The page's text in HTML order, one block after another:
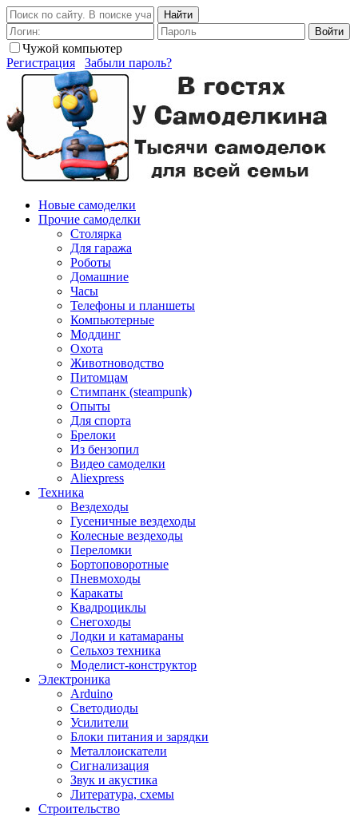
Найти
Войти
Чужой компьютер
Регистрация
Забыли пароль?
Новые самоделки
Прочие самоделки
Столярка
Для гаража
Роботы
Домашние
Часы
Телефоны и планшеты
Компьютерные
Моддинг
Охота
Животноводство
Питомцам
Стимпанк (steampunk)
Опыты
Для спорта
Брелоки
Из бензопил
Видео самоделки
Aliexpress
Техника
Вездеходы
Гусеничные вездеходы
Колесные вездеходы
Переломки
Бортоповоротные
Пневмоходы
Каракаты
Квадроциклы
Снегоходы
Лодки и катамараны
Сельхоз техника
Моделист-конструктор
Электроника
Arduino
Светодиоды
Усилители
Блоки питания и зарядки
Металлоискатели
Сигнализация
Звук и акустика
Литература, схемы
Строительство